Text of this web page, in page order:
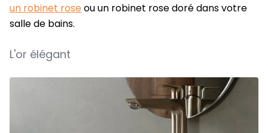
un robinet roseou un robinet rose doré dans votre
salle de bains.
L'or élégant